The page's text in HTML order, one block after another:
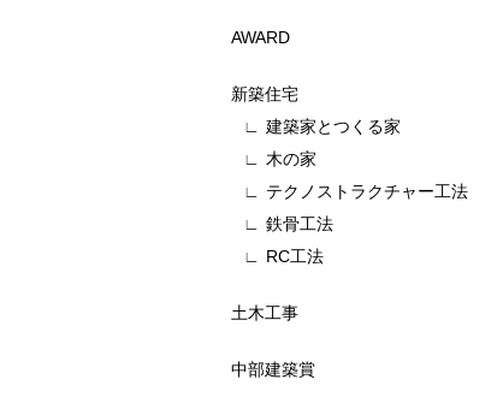
AWARD
新築住宅
建築家とつくる家
木の家
テクノストラクチャー工法
鉄骨工法
RC工法
土木工事
中部建築賞